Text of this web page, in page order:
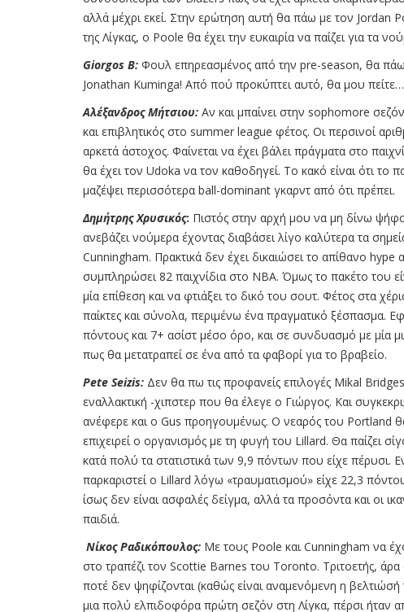
αλλά μέχρι εκεί. Στην ερώτηση αυτή θα πάω με τον Jordan
της Λίγκας, ο Poole θα έχει την ευκαιρία να παίζει για τα
Giorgos B: Φουλ επηρεασμένος από την pre-season, θα
Jonathan Kuminga! Από πού προκύπτει αυτό, θα μου
Αλέξανδρος Μήτσιου: Αν και μπαίνει στην sophomore
και επιβλητικός στο summer league φέτος. Οι περσινοί
αρκετά άστοχος. Φαίνεται να έχει βάλει πράγματα στο
θα έχει τον Udoka να τον καθοδηγεί. Το κακό είναι ότι το
μαζέψει περισσότερα ball-dominant γκαρντ από ότι πρέπει.
Δημήτρης Χρυσικός: Πιστός στην αρχή μου να μη δίνω
ανεβάζει νούμερα έχοντας διαβάσει λίγο καλύτερα τα
Cunningham. Πρακτικά δεν έχει δικαιώσει το απίθανο hype
συμπληρώσει 82 παιχνίδια στο ΝΒΑ. Όμως το πακέτο του
μία επίθεση και να φτιάξει το δικό του σουτ. Φέτος στα
παίκτες και σύνολα, περιμένω ένα πραγματικό ξέσπασμα.
πόντους και 7+ ασίστ μέσο όρο, και σε συνδυασμό με μία
πως θα μετατραπεί σε ένα από τα φαβορί για το βραβείο.
Pete Seizis: Δεν θα πω τις προφανείς επιλογές Mikal
εναλλακτική -χιπστερ που θα έλεγε ο Γιώργος. Και
ανέφερε και ο Gus προηγουμένως. O νεαρός του Portland
επιχειρεί ο οργανισμός με τη φυγή του Lillard. Θα παίζει
κατά πολύ τα στατιστικά των 9,9 πόντων που είχε πέρυσι.
παρκαριστεί ο Lillard λόγω «τραυματισμού» είχε 22,3
ίσως δεν είναι ασφαλές δείγμα, αλλά τα προσόντα και οι
παιδιά.
Νίκος Ραδικόπουλος: Mε τους Poole και Cunningham να
στο τραπέζι τον Scottie Barnes του Toronto. Τριτοετής,
ποτέ δεν ψηφίζονται (καθώς είναι αναμενόμενη η
μια πολύ ελπιδοφόρα πρώτη σεζόν στη Λίγκα, πέρσι ήταν